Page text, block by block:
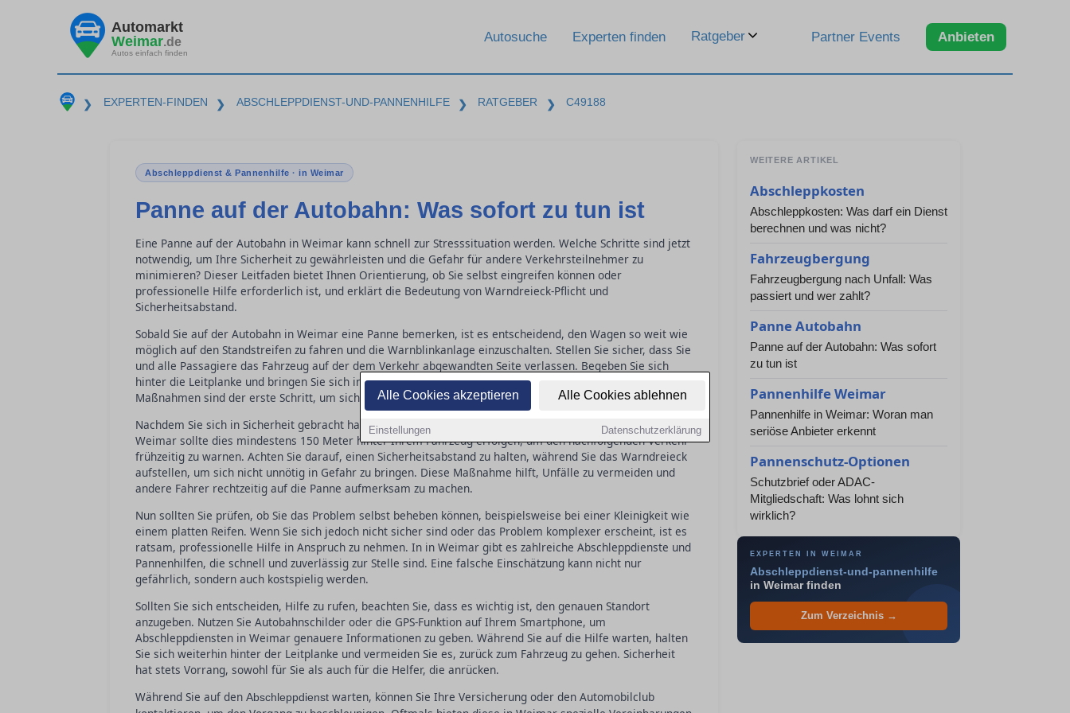
Alle Cookies akzeptieren Alle Cookies ablehnen
Einstellungen Datenschutzerklärung
Automarkt
Weimar.de
Autos einfach finden
Autosuche Experten finden Ratgeber Partner Events Anbieten
❯ EXPERTEN-FINDEN ❯ ABSCHLEPPDIENST-UND-PANNENHILFE ❯ RATGEBER ❯ C49188
Abschleppdienst & Pannenhilfe · in Weimar
Panne auf der Autobahn: Was sofort zu tun ist
Eine Panne auf der Autobahn in Weimar kann schnell zur Stresssituation werden. Welche Schritte sind jetzt
notwendig, um Ihre Sicherheit zu gewährleisten und die Gefahr für andere Verkehrsteilnehmer zu
minimieren? Dieser Leitfaden bietet Ihnen Orientierung, ob Sie selbst eingreifen können oder
professionelle Hilfe erforderlich ist, und erklärt die Bedeutung von Warndreieck-Pflicht und
Sicherheitsabstand.
Sobald Sie auf der Autobahn in Weimar eine Panne bemerken, ist es entscheidend, den Wagen so weit wie
möglich auf den Standstreifen zu fahren und die Warnblinkanlage einzuschalten. Stellen Sie sicher, dass Sie
und alle Passagiere das Fahrzeug auf der dem Verkehr abgewandten Seite verlassen. Begeben Sie sich
hinter die Leitplanke und bringen Sie sich in Sicherheit, bevor Sie weitere Schritte unternehmen. Diese
Maßnahmen sind der erste Schritt, um sich selbst und andere zu schützen.
Nachdem Sie sich in Sicherheit gebracht haben, ist der nächste Schritt, das Warndreieck aufzustellen. In in
Weimar sollte dies mindestens 150 Meter hinter Ihrem Fahrzeug erfolgen, um den nachfolgenden Verkehr
frühzeitig zu warnen. Achten Sie darauf, einen Sicherheitsabstand zu halten, während Sie das Warndreieck
aufstellen, um sich nicht unnötig in Gefahr zu bringen. Diese Maßnahme hilft, Unfälle zu vermeiden und
andere Fahrer rechtzeitig auf die Panne aufmerksam zu machen.
Nun sollten Sie prüfen, ob Sie das Problem selbst beheben können, beispielsweise bei einer Kleinigkeit wie
einem platten Reifen. Wenn Sie sich jedoch nicht sicher sind oder das Problem komplexer erscheint, ist es
ratsam, professionelle Hilfe in Anspruch zu nehmen. In in Weimar gibt es zahlreiche Abschleppdienste und
Pannenhilfen, die schnell und zuverlässig zur Stelle sind. Eine falsche Einschätzung kann nicht nur
gefährlich, sondern auch kostspielig werden.
Sollten Sie sich entscheiden, Hilfe zu rufen, beachten Sie, dass es wichtig ist, den genauen Standort
anzugeben. Nutzen Sie Autobahnschilder oder die GPS-Funktion auf Ihrem Smartphone, um
Abschleppdiensten in Weimar genauere Informationen zu geben. Während Sie auf die Hilfe warten, halten
Sie sich weiterhin hinter der Leitplanke und vermeiden Sie es, zurück zum Fahrzeug zu gehen. Sicherheit
hat stets Vorrang, sowohl für Sie als auch für die Helfer, die anrücken.
Während Sie auf den Abschleppdienst warten, können Sie Ihre Versicherung oder den Automobilclub
WEITERE ARTIKEL
Abschleppkosten
Abschleppkosten: Was darf ein Dienst
berechnen und was nicht?
Fahrzeugbergung
Fahrzeugbergung nach Unfall: Was
passiert und wer zahlt?
Panne Autobahn
Panne auf der Autobahn: Was sofort
zu tun ist
Pannenhilfe Weimar
Pannenhilfe in Weimar: Woran man
seriöse Anbieter erkennt
Pannenschutz-Optionen
Schutzbrief oder ADAC-
Mitgliedschaft: Was lohnt sich
wirklich?
EXPERTEN IN WEIMAR
Abschleppdienst-und-pannenhilfe
in Weimar finden
Zum Verzeichnis →